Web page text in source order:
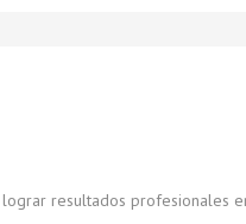
resultados profesionales